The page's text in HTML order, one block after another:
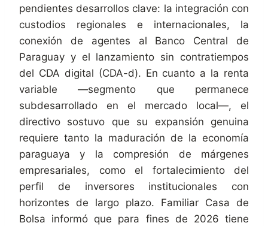
pendientes desarrollos clave: la integración con
custodios regionales e internacionales, la
conexión de agentes al Banco Central de
Paraguay y el lanzamiento sin contratiempos
del CDA digital (CDA-d). En cuanto a la renta
variable —segmento que permanece
subdesarrollado en el mercado local—, el
directivo sostuvo que su expansión genuina
requiere tanto la maduración de la economía
paraguaya y la compresión de márgenes
empresariales, como el fortalecimiento del
perfil de inversores institucionales con
horizontes de largo plazo. Familiar Casa de
Bolsa informó que para fines de 2026 tiene